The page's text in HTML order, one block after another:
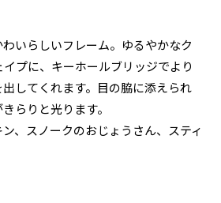
いらしいフレーム。ゆるやかなク
プに、キーホールブリッジでより
してくれます。目の脇に添えられ
らりと光ります。
、スノークのおじょうさん、スティ